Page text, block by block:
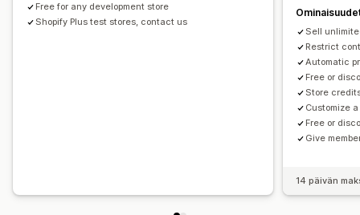
Free for any development store
Shopify Plus test stores, contact us
Sell
Restrict
Automatic
Free or
Store
Customize
Free or
Give
14 päivän